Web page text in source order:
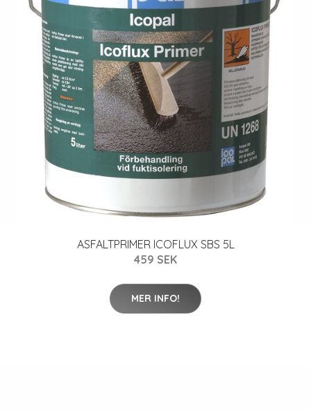
ASFALTPRIMER ICOFLUX SBS 5L
459 SEK
MER INFO!